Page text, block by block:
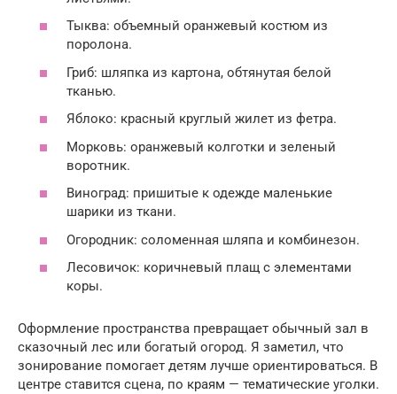
Тыква: объемный оранжевый костюм из
поролона.
Гриб: шляпка из картона, обтянутая белой
тканью.
Яблоко: красный круглый жилет из фетра.
Морковь: оранжевый колготки и зеленый
воротник.
Виноград: пришитые к одежде маленькие
шарики из ткани.
Огородник: соломенная шляпа и комбинезон.
Лесовичок: коричневый плащ с элементами
коры.
Оформление пространства превращает обычный зал в
сказочный лес или богатый огород. Я заметил, что
зонирование помогает детям лучше ориентироваться. В
центре ставится сцена, по краям — тематические уголки.